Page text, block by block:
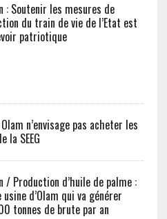
: Soutenir les mesures de
du train de vie de l’Etat est
patriotique
Olam n’envisage pas acheter les
la SEEG
/ Production d’huile de palme :
d’Olam qui va générer
tonnes de brute par an